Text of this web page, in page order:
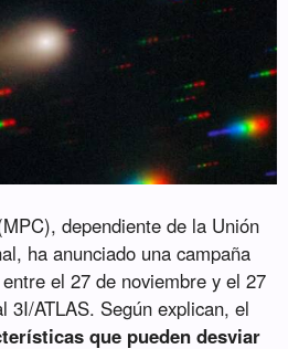
dependiente de la Unión
ha anunciado una campaña
el 27 de noviembre y el 27
3I/ATLAS. Según explican, el
que pueden desviar